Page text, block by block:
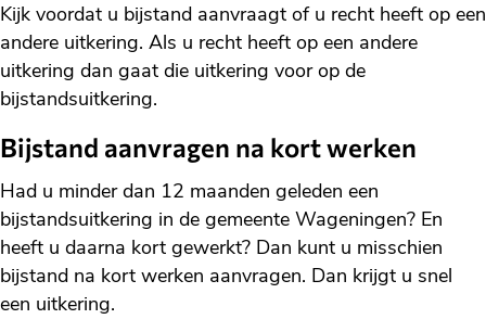
Kijk voordat u bijstand aanvraagt of u recht heeft op een
andere uitkering. Als u recht heeft op een andere
uitkering dan gaat die uitkering voor op de
bijstandsuitkering.
Bijstand aanvragen na kort werken
Had u minder dan 12 maanden geleden een
bijstandsuitkering in de gemeente Wageningen? En
heeft u daarna kort gewerkt? Dan kunt u misschien
bijstand na kort werken aanvragen. Dan krijgt u snel
een uitkering.